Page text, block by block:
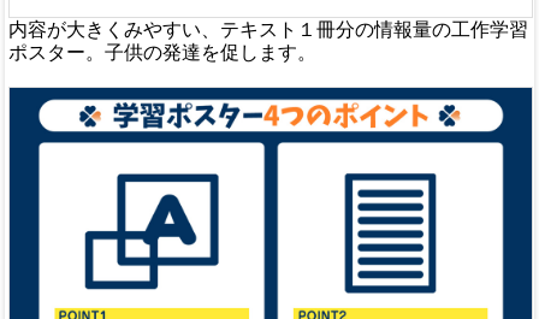
内容が大きくみやすい、テキスト１冊分の情報量の工作学習
ポスター。子供の発達を促します。